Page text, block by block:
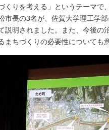
くりを考える」というテーマで
長の3名が、佐賀大学理工学
説明されました。また、今後の
ちづくりの必要性についても